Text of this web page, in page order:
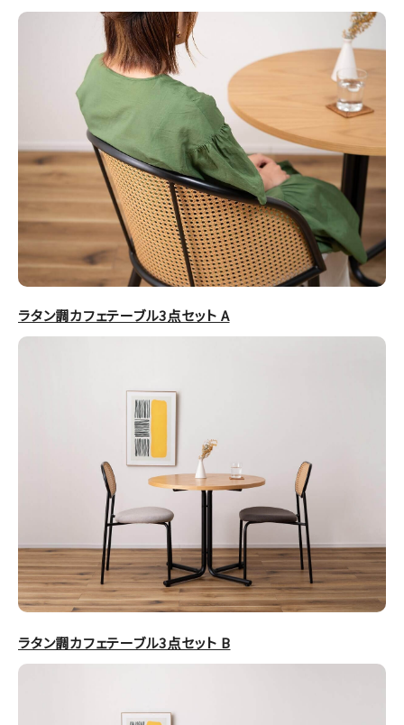
ラタン調カフェテーブル3点セット A
ラタン調カフェテーブル3点セット B